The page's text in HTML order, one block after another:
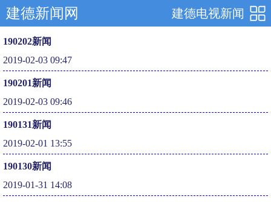
建德电视新闻
建德新闻网
190202新闻
2019-02-03 09:47
190201新闻
2019-02-03 09:46
190131新闻
2019-02-01 13:55
190130新闻
2019-01-31 14:08